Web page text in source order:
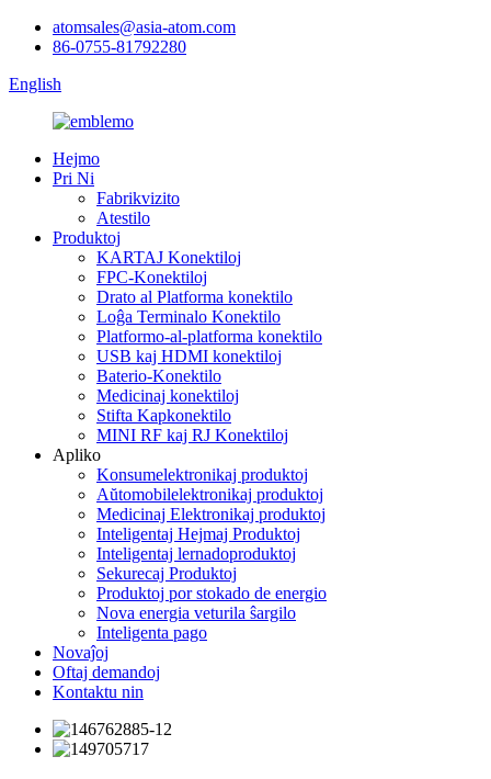
atomsales@asia-atom.com
86-0755-81792280
English
Hejmo
Pri Ni
Fabrikvizito
Atestilo
Produktoj
KARTAJ Konektiloj
FPC-Konektiloj
Drato al Platforma konektilo
Loĝa Terminalo Konektilo
Platformo-al-platforma konektilo
USB kaj HDMI konektiloj
Baterio-Konektilo
Medicinaj konektiloj
Stifta Kapkonektilo
MINI RF kaj RJ Konektiloj
Apliko
Konsumelektronikaj produktoj
Aŭtomobilelektronikaj produktoj
Medicinaj Elektronikaj produktoj
Inteligentaj Hejmaj Produktoj
Inteligentaj lernadoproduktoj
Sekurecaj Produktoj
Produktoj por stokado de energio
Nova energia veturila ŝargilo
Inteligenta pago
Novaĵoj
Oftaj demandoj
Kontaktu nin